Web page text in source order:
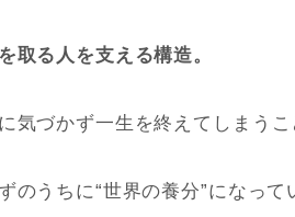
取る人を支える構造。
気づかず一生を終えてしまうこ
うちに“世界の養分”になって